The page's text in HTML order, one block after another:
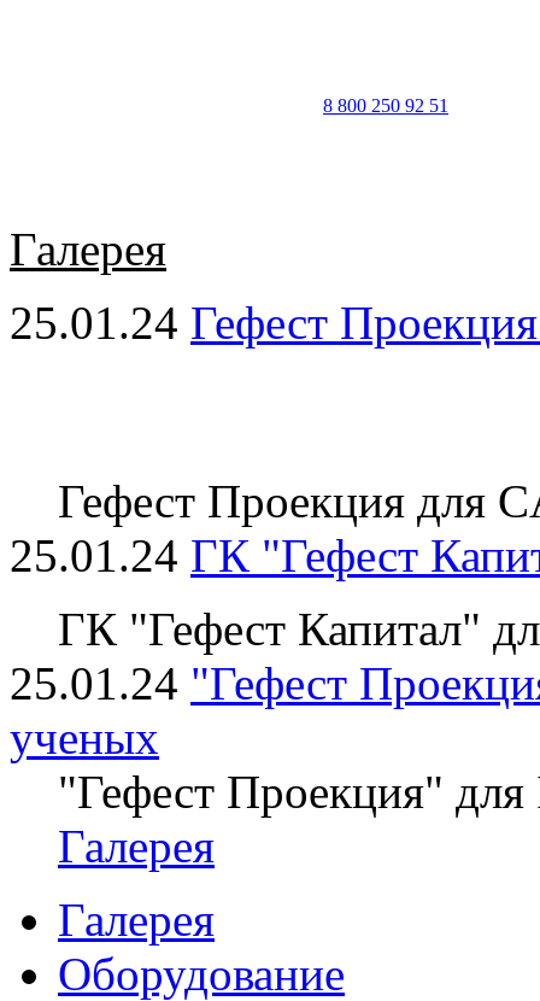
8 800 250 92 51
Галерея
25.01.24 Гефест
Гефест Проекция для
25.01.24 ГК "Гефест
ГК "Гефест Капитал"
25.01.24 "Гефест
ученых
"Гефест Проекция"
Галерея
Галерея
Оборудование